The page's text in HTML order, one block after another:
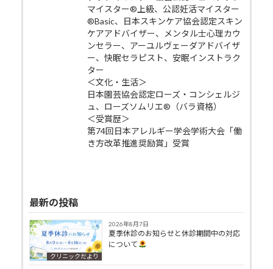
マイスター®上級、公認妊活マイスター
®Basic、日本スキンケア協会認定スキン
ケアアドバイザー、メンタル士心理カウ
ンセラー、アーユルヴェーダアドバイザ
ー、快眠セラピスト、安眠インストラク
ター
＜文化・生活＞
日本園芸協会認定ローズ・コンシェルジ
ュ、ローズソムリエ®（バラ資格）
＜受賞歴＞
第74回日本アレルギー学会学術大会「働
き方改革推進奨励賞」受賞
最新の投稿
クリニックだより
2026年8月7日
夏季休診のお知らせと休診期間中の対応
について